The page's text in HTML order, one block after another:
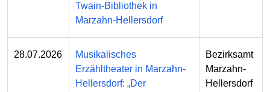
Twain-Bibliothek in
Marzahn-Hellersdorf
28.07.2026
Musikalisches
Erzähltheater in Marzahn-
Hellersdorf: „Der
Bezirksamt
Marzahn-
Hellersdorf